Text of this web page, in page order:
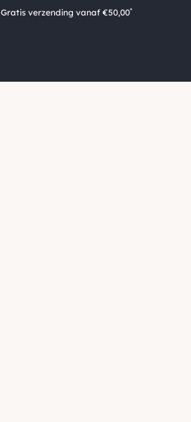
Gratis verzending vanaf €50,00*